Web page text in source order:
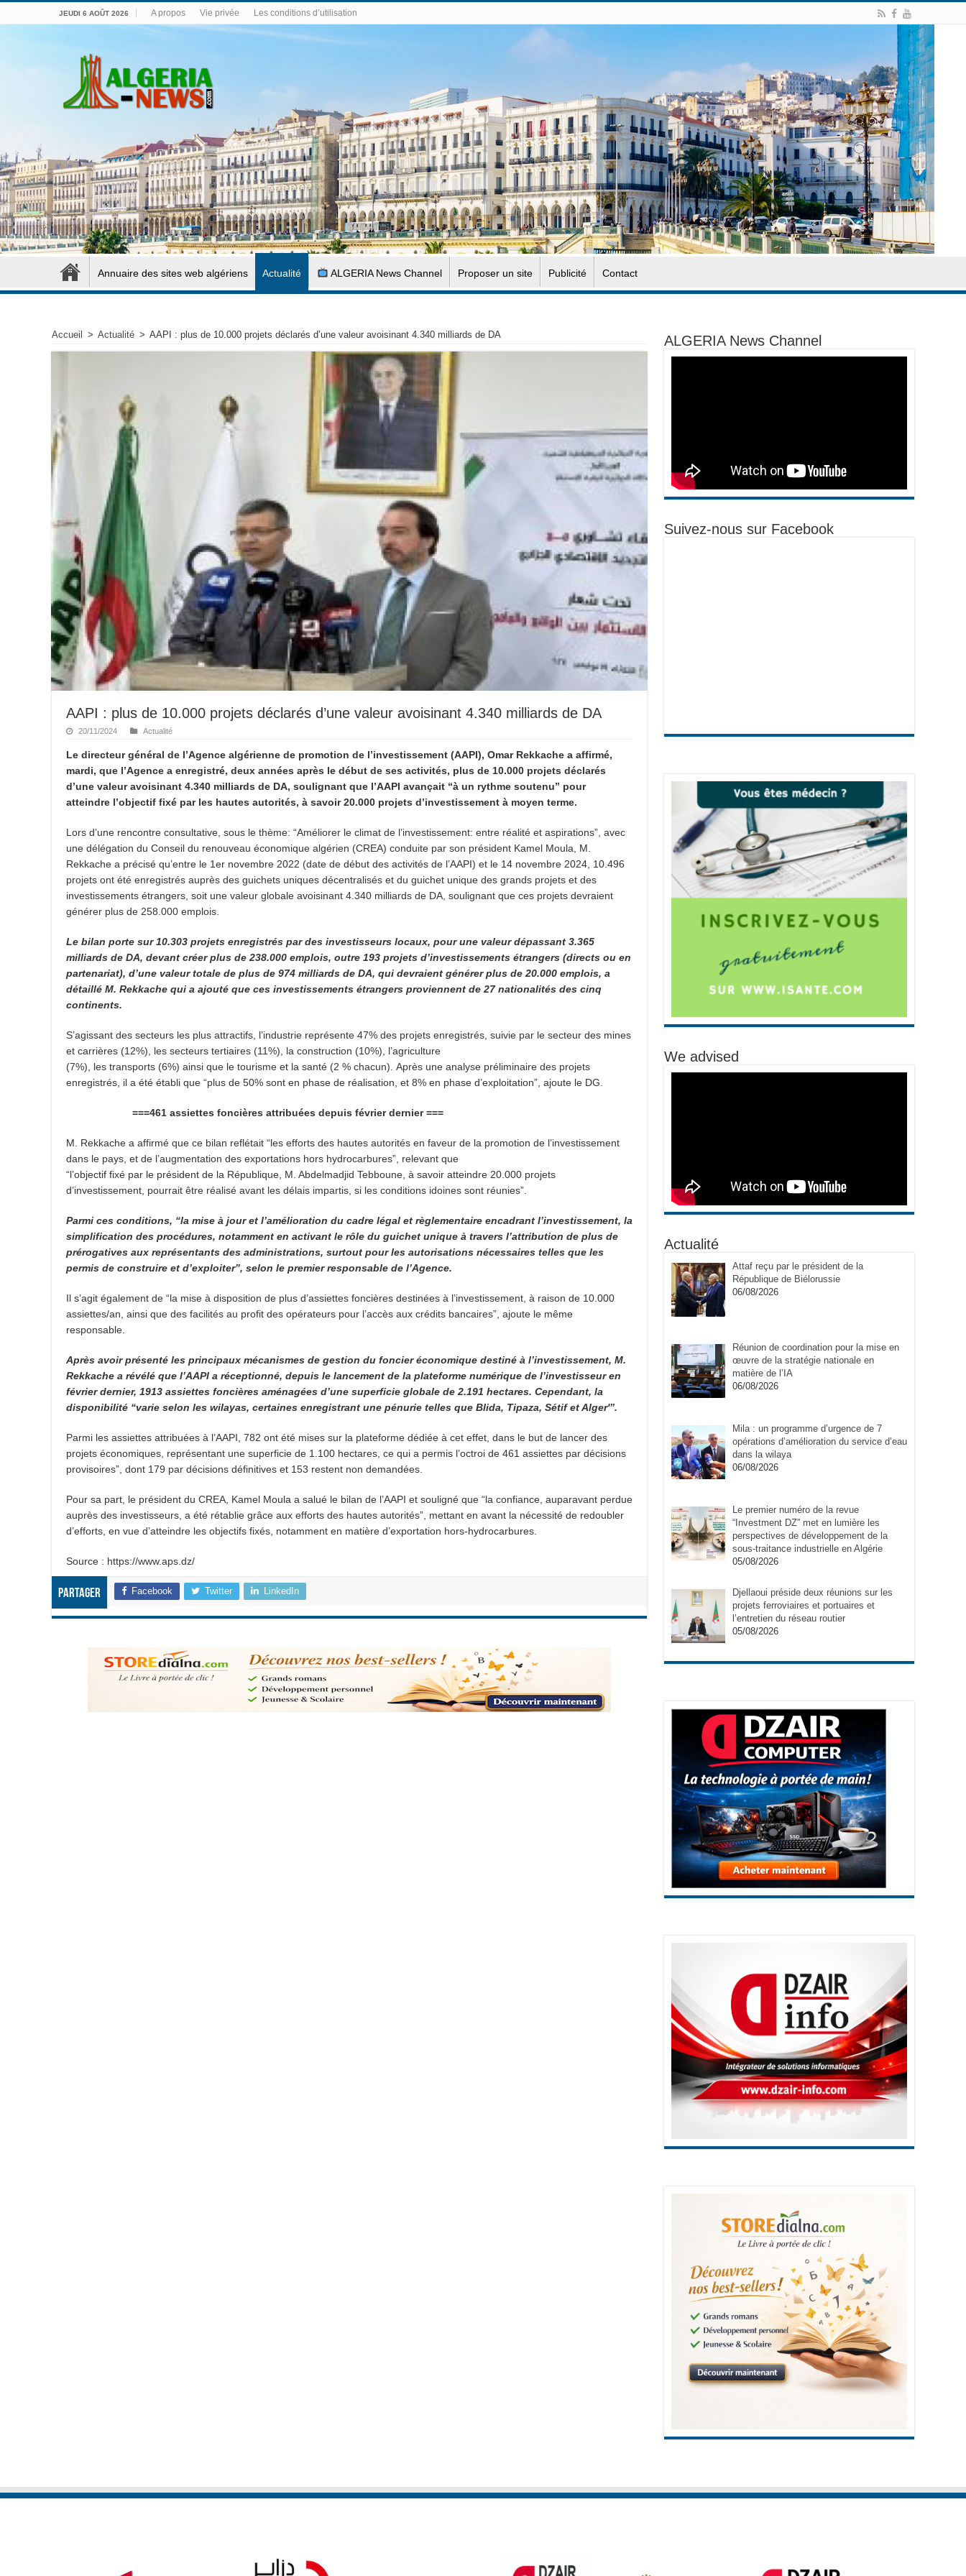
JEUDI 6 AOÛT 2026 A propos Vie privée Les conditions d’utilisation
Annuaire des sites web algériens Actualité ALGERIA News Channel Proposer un site Publicité Contact
Accueil > Actualité > AAPI : plus de 10.000 projets déclarés d’une valeur avoisinant 4.340 milliards de DA
AAPI : plus de 10.000 projets déclarés d’une valeur avoisinant 4.340 milliards de DA
20/11/2024 Actualité
Le directeur général de l’Agence algérienne de promotion de l’investissement (AAPI), Omar Rekkache a affirmé,
mardi, que l’Agence a enregistré, deux années après le début de ses activités, plus de 10.000 projets déclarés
d’une valeur avoisinant 4.340 milliards de DA, soulignant que l’AAPI avançait “à un rythme soutenu” pour
atteindre l’objectif fixé par les hautes autorités, à savoir 20.000 projets d’investissement à moyen terme.
Lors d’une rencontre consultative, sous le thème: “Améliorer le climat de l’investissement: entre réalité et aspirations”, avec
une délégation du Conseil du renouveau économique algérien (CREA) conduite par son président Kamel Moula, M.
Rekkache a précisé qu’entre le 1er novembre 2022 (date de début des activités de l’AAPI) et le 14 novembre 2024, 10.496
projets ont été enregistrés auprès des guichets uniques décentralisés et du guichet unique des grands projets et des
investissements étrangers, soit une valeur globale avoisinant 4.340 milliards de DA, soulignant que ces projets devraient
générer plus de 258.000 emplois.
Le bilan porte sur 10.303 projets enregistrés par des investisseurs locaux, pour une valeur dépassant 3.365
milliards de DA, devant créer plus de 238.000 emplois, outre 193 projets d’investissements étrangers (directs ou en
partenariat), d’une valeur totale de plus de 974 milliards de DA, qui devraient générer plus de 20.000 emplois, a
détaillé M. Rekkache qui a ajouté que ces investissements étrangers proviennent de 27 nationalités des cinq
continents.
S’agissant des secteurs les plus attractifs, l’industrie représente 47% des projets enregistrés, suivie par le secteur des mines
et carrières (12%), les secteurs tertiaires (11%), la construction (10%), l’agriculture
(7%), les transports (6%) ainsi que le tourisme et la santé (2 % chacun). Après une analyse préliminaire des projets
enregistrés, il a été établi que “plus de 50% sont en phase de réalisation, et 8% en phase d’exploitation”, ajoute le DG.
===461 assiettes foncières attribuées depuis février dernier ===
M. Rekkache a affirmé que ce bilan reflétait “les efforts des hautes autorités en faveur de la promotion de l’investissement
dans le pays, et de l’augmentation des exportations hors hydrocarbures”, relevant que
“l’objectif fixé par le président de la République, M. Abdelmadjid Tebboune, à savoir atteindre 20.000 projets
d’investissement, pourrait être réalisé avant les délais impartis, si les conditions idoines sont réunies”.
Parmi ces conditions, “la mise à jour et l’amélioration du cadre légal et règlementaire encadrant l’investissement, la
simplification des procédures, notamment en activant le rôle du guichet unique à travers l’attribution de plus de
prérogatives aux représentants des administrations, surtout pour les autorisations nécessaires telles que les
permis de construire et d’exploiter”, selon le premier responsable de l’Agence.
Il s’agit également de “la mise à disposition de plus d’assiettes foncières destinées à l’investissement, à raison de 10.000
assiettes/an, ainsi que des facilités au profit des opérateurs pour l’accès aux crédits bancaires”, ajoute le même
responsable.
Après avoir présenté les principaux mécanismes de gestion du foncier économique destiné à l’investissement, M.
Rekkache a révélé que l’AAPI a réceptionné, depuis le lancement de la plateforme numérique de l’investisseur en
février dernier, 1913 assiettes foncières aménagées d’une superficie globale de 2.191 hectares. Cependant, la
disponibilité “varie selon les wilayas, certaines enregistrant une pénurie telles que Blida, Tipaza, Sétif et Alger'”.
Parmi les assiettes attribuées à l’AAPI, 782 ont été mises sur la plateforme dédiée à cet effet, dans le but de lancer des
projets économiques, représentant une superficie de 1.100 hectares, ce qui a permis l’octroi de 461 assiettes par décisions
provisoires”, dont 179 par décisions définitives et 153 restent non demandées.
Pour sa part, le président du CREA, Kamel Moula a salué le bilan de l’AAPI et souligné que “la confiance, auparavant perdue
auprès des investisseurs, a été rétablie grâce aux efforts des hautes autorités”, mettant en avant la nécessité de redoubler
d’efforts, en vue d’atteindre les objectifs fixés, notamment en matière d’exportation hors-hydrocarbures.
Source : https://www.aps.dz/
Partager Facebook Twitter LinkedIn
ALGERIA News Channel
Suivez-nous sur Facebook
We advised
Actualité
Attaf reçu par le président de la
République de Biélorussie
06/08/2026
Réunion de coordination pour la mise en
œuvre de la stratégie nationale en
matière de l’IA
06/08/2026
Mila : un programme d’urgence de 7
opérations d’amélioration du service d’eau
dans la wilaya
06/08/2026
Le premier numéro de la revue
“Investment DZ” met en lumière les
perspectives de développement de la
sous-traitance industrielle en Algérie
05/08/2026
Djellaoui préside deux réunions sur les
projets ferroviaires et portuaires et
l’entretien du réseau routier
05/08/2026